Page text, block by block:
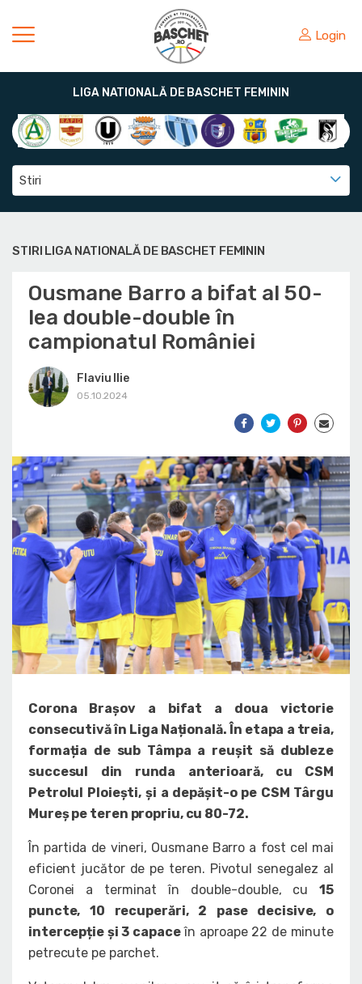
Login
LIGA NATIONALĂ DE BASCHET FEMININ
Stiri
STIRI LIGA NATIONALĂ DE BASCHET FEMININ
Ousmane Barro a bifat al 50-
lea double-double în
campionatul României
Flaviu Ilie
05.10.2024
Corona Brașov a bifat a doua victorie
consecutivă în Liga Națională. În etapa a treia,
formația de sub Tâmpa a reușit să dubleze
succesul din runda anterioară, cu CSM
Petrolul Ploiești, și a depășit-o pe CSM Târgu
Mureș pe teren propriu, cu 80-72.
În partida de vineri, Ousmane Barro a fost cel mai
eficient jucător de pe teren. Pivotul senegalez al
Coronei a terminat în double-double, cu15
puncte, 10 recuperări, 2 pase decisive, o
intercepție și 3 capaceîn aproape 22 de minute
petrecute pe parchet.